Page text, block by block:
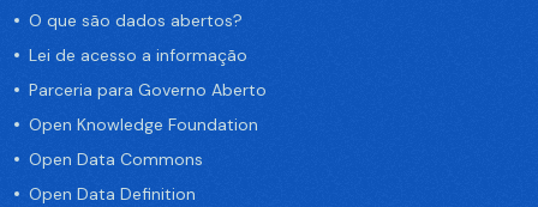
O que são dados abertos?
Lei de acesso a informação
Parceria para Governo Aberto
Open Knowledge Foundation
Open Data Commons
Open Data Definition